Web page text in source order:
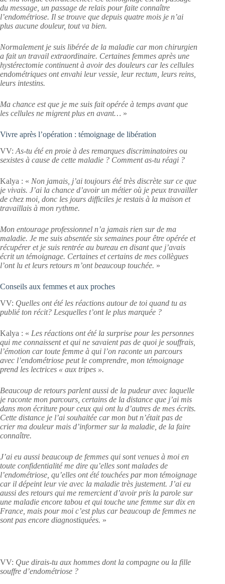
du message, un passage de relais pour faite connaître
l’endométriose. Il se trouve que depuis quatre mois je n’ai
plus aucune douleur, tout va bien.
Normalement je suis libérée de la maladie car mon chirurgien
a fait un travail extraordinaire. Certaines femmes après une
hystérectomie continuent à avoir des douleurs car les cellules
endométriques ont envahi leur vessie, leur rectum, leurs reins,
leurs intestins.
Ma chance est que je me suis fait opérée à temps avant que
les cellules ne migrent plus en avant… »
Vivre après l’opération : témoignage de libération
VV: As-tu été en proie à des remarques discriminatoires ou
sexistes à cause de cette maladie ? Comment as-tu réagi ?
Kalya : « Non jamais, j’ai toujours été très discrète sur ce que
je vivais. J’ai la chance d’avoir un métier où je peux travailler
de chez moi, donc les jours difficiles je restais à la maison et
travaillais à mon rythme.
Mon entourage professionnel n’a jamais rien sur de ma
maladie. Je me suis absentée six semaines pour être opérée et
récupérer et je suis rentrée au bureau en disant que j’avais
écrit un témoignage. Certaines et certains de mes collègues
l’ont lu et leurs retours m’ont beaucoup touchée. »
Conseils aux femmes et aux proches
VV: Quelles ont été les réactions autour de toi quand tu as
publié ton récit? Lesquelles t’ont le plus marquée ?
Kalya : « Les réactions ont été la surprise pour les personnes
qui me connaissent et qui ne savaient pas de quoi je souffrais,
l’émotion car toute femme à qui l’on raconte un parcours
avec l’endométriose peut le comprendre, mon témoignage
prend les lectrices « aux tripes ».
Beaucoup de retours parlent aussi de la pudeur avec laquelle
je raconte mon parcours, certains de la distance que j’ai mis
dans mon écriture pour ceux qui ont lu d’autres de mes écrits.
Cette distance je l’ai souhaitée car mon but n’était pas de
crier ma douleur mais d’informer sur la maladie, de la faire
connaître.
J’ai eu aussi beaucoup de femmes qui sont venues à moi en
toute confidentialité me dire qu’elles sont malades de
l’endométriose, qu’elles ont été touchées par mon témoignage
car il dépeint leur vie avec la maladie très justement. J’ai eu
aussi des retours qui me remercient d’avoir pris la parole sur
une maladie encore tabou et qui touche une femme sur dix en
France, mais pour moi c’est plus car beaucoup de femmes ne
sont pas encore diagnostiquées. »
VV: Que dirais-tu aux hommes dont la compagne ou la fille
souffre d’endométriose ?